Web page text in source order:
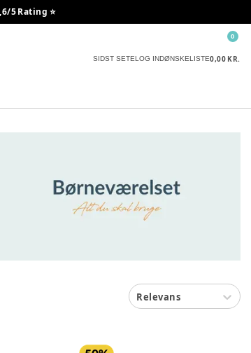
5 Rating ⭐️
SIDST SETELOG INDØNSKELISTE0,00 KR.
0
Relevans